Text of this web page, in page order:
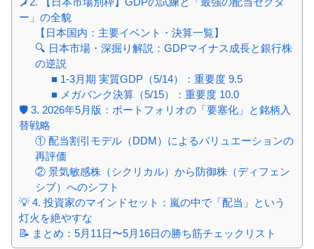
ー」の全貌
【日本国内：主要イベント・決算一覧】
🔍 日本市場・深掘り解説：GDPマイナス成長と銀行株
の逆説
■ 1-3月期 実質GDP（5/14）：重要度 9.5
■ メガバンク決算（5/15）：重要度 10.0
🛡️ 3. 2026年5月版：ポートフォリオの「要塞化」と銘柄入
替戦略
① 配当割引モデル（DDM）によるバリュエーションの
再評価
② 景気敏感株（シクリカル）から防御株（ディフェン
シブ）へのシフト
💡 4. 投資家のマインドセット：嵐の中で「配当」という
灯火を絶やすな
📝 まとめ：5月11日〜5月16日の勝ち筋チェックリスト